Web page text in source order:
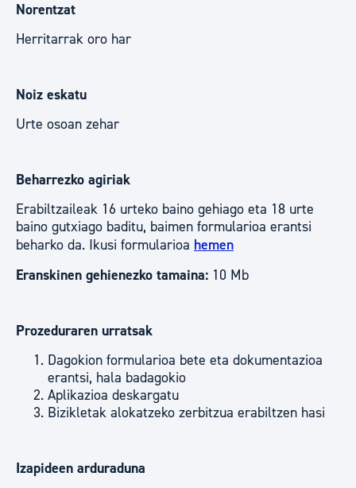
Norentzat
Herritarrak oro har
Noiz eskatu
Urte osoan zehar
Beharrezko agiriak
Erabiltzaileak 16 urteko baino gehiago eta 18 urte
baino gutxiago baditu, baimen formularioa erantsi
beharko da. Ikusi formularioa hemen
Eranskinen gehienezko tamaina: 10 Mb
Prozeduraren urratsak
Dagokion formularioa bete eta dokumentazioa
erantsi, hala badagokio
Aplikazioa deskargatu
Bizikletak alokatzeko zerbitzua erabiltzen hasi
Izapideen arduraduna